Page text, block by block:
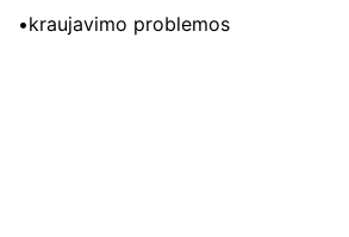
•kraujavimo problemos